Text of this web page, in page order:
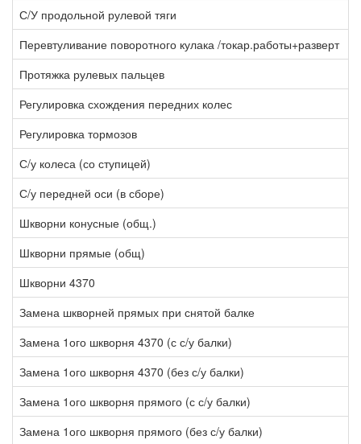
С/У продольной рулевой тяги
Перевтуливание поворотного кулака /токар.работы+разверт
Протяжка рулевых пальцев
Регулировка схождения передних колес
Регулировка тормозов
С/у колеса (со ступицей)
С/у передней оси (в сборе)
Шкворни конусные (общ.)
Шкворни прямые (общ)
Шкворни 4370
Замена шкворней прямых при снятой балке
Замена 1ого шкворня 4370 (с с/у балки)
Замена 1ого шкворня 4370 (без с/у балки)
Замена 1ого шкворня прямого (с с/у балки)
Замена 1ого шкворня прямого (без с/у балки)